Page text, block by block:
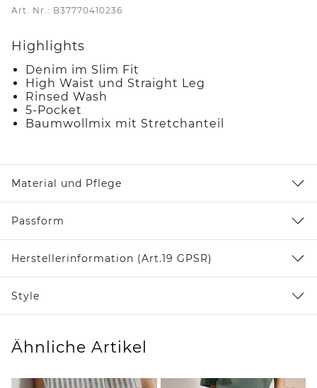
Art. Nr.: B37770410236
Highlights
Denim im Slim Fit
High Waist und Straight Leg
Rinsed Wash
5-Pocket
Baumwollmix mit Stretchanteil
Material und Pflege
Passform
Herstellerinformation (Art.19 GPSR)
Style
Ähnliche Artikel